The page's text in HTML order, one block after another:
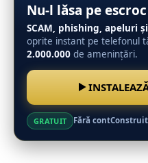
Nu-l lăsa pe
SCAM, phishing, apeluri
oprite instant pe telefonul
2.000.000 de amenințări.
GRATUIT Fără cont